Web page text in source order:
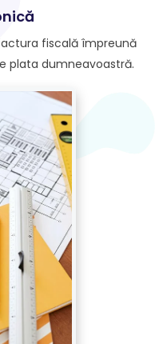
fiscală împreună
plata dumneavoastră.